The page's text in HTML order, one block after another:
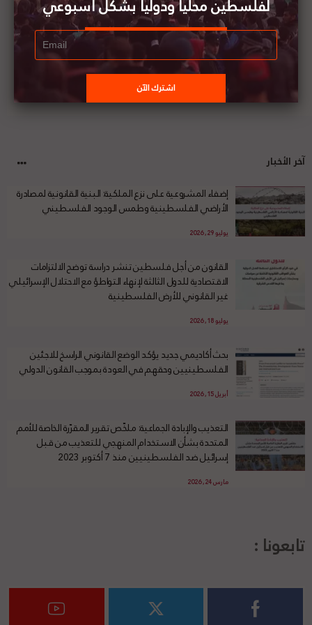
آخر الأخبار
إضفاء المشروعية على نزع الملكية: البنية القانونية لمصادرة
الأراضي الفلسطينية وطمس الوجود الفلسطيني
يوليو 29, 2026
القانون من أجل فلسطين تنشر دراسة توضح الالتزامات
الاقتصادية للدول الثالثة لإنهاء التواطؤ مع الاحتلال الإسرائيلي
غير القانوني للأرض الفلسطينية
يوليو 18, 2026
بحث أكاديمي جديد يؤكد الوضع القانوني الراسخ للاجئين
الفلسطينيين وحقهم في العودة بموجب القانون الدولي
أبريل 15, 2026
التعذيب والإبادة الجماعية: ملخّص تقرير المقرّرة الخاصة للأمم
المتحدة بشأن الاستخدام المنهجي للتعذيب من قبل
إسرائيل ضد الفلسطينيين منذ 7 أكتوبر 2023
مارس 24, 2026
تابعونا :
لفلسطين محليا ودوليا بشكل أسبوعي